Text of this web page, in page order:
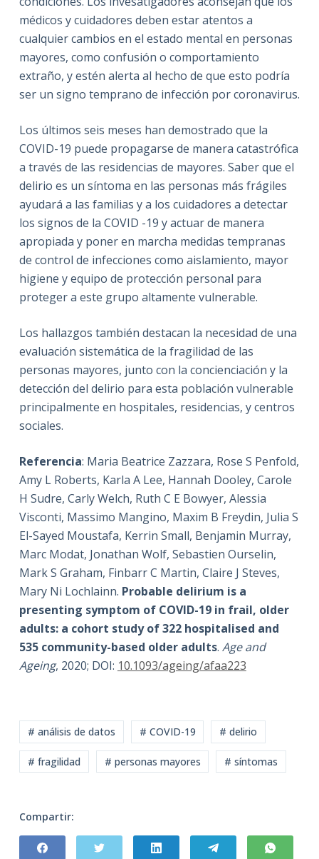
médicos y cuidadores deben estar atentos a
cualquier cambios en el estado mental en personas
mayores, como confusión o comportamiento
extraño, y estén alerta al hecho de que esto podría
ser un signo temprano de infección por coronavirus.
Los últimos seis meses han demostrado que la
COVID-19 puede propagarse de manera catastrófica
a través de las residencias de mayores. Saber que el
delirio es un síntoma en las personas más frágiles
ayudará a las familias y a los cuidadores a detectar
los signos de la COVID -19 y actuar de manera
apropiada y poner en marcha medidas tempranas
de control de infecciones como aislamiento, mayor
higiene y equipo de protección personal para
proteger a este grupo altamente vulnerable.
Los hallazgos también destacan la necesidad de una
evaluación sistemática de la fragilidad de las
personas mayores, junto con la concienciación y la
detección del delirio para esta población vulnerable
principalmente en hospitales, residencias, y centros
sociales.
Referencia: Maria Beatrice Zazzara, Rose S Penfold,
Amy L Roberts, Karla A Lee, Hannah Dooley, Carole
H Sudre, Carly Welch, Ruth C E Bowyer, Alessia
Visconti, Massimo Mangino, Maxim B Freydin, Julia S
El-Sayed Moustafa, Kerrin Small, Benjamin Murray,
Marc Modat, Jonathan Wolf, Sebastien Ourselin,
Mark S Graham, Finbarr C Martin, Claire J Steves,
Mary Ni Lochlainn. Probable delirium is a
presenting symptom of COVID-19 in frail, older
adults: a cohort study of 322 hospitalised and
535 community-based older adults. Age and
Ageing, 2020; DOI: 10.1093/ageing/afaa223
# análisis de datos # COVID-19 # delirio
# fragilidad # personas mayores # síntomas
Compartir: